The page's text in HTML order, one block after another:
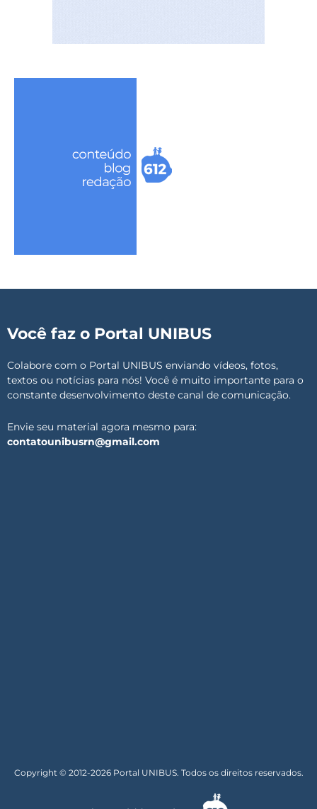
Você faz o Portal UNIBUS
Colabore com o Portal UNIBUS enviando vídeos, fotos,
textos ou notícias para nós! Você é muito importante para o
constante desenvolvimento deste canal de comunicação.
Envie seu material agora mesmo para:
contatounibusrn@gmail.com
Copyright © 2012-2026 Portal UNIBUS. Todos os direitos reservados.